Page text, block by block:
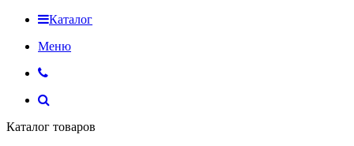
Каталог
Меню
Каталог товаров